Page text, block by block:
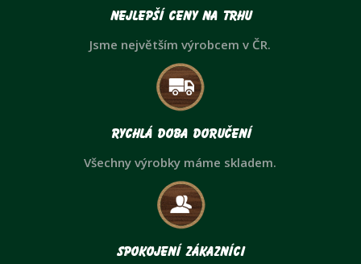
Nejlepší ceny na trhu
Jsme největším výrobcem v ČR.
Rychlá doba doručení
Všechny výrobky máme skladem.
Spokojení zákazníci